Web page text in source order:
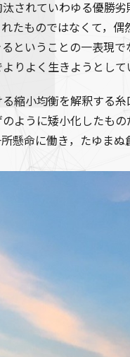
されていわゆる優勝
たものではなくて，
ということの一表現
りよく生きようとし
縮小均衡を解釈する
ように矮小化したも
懸命に働き，たゆま